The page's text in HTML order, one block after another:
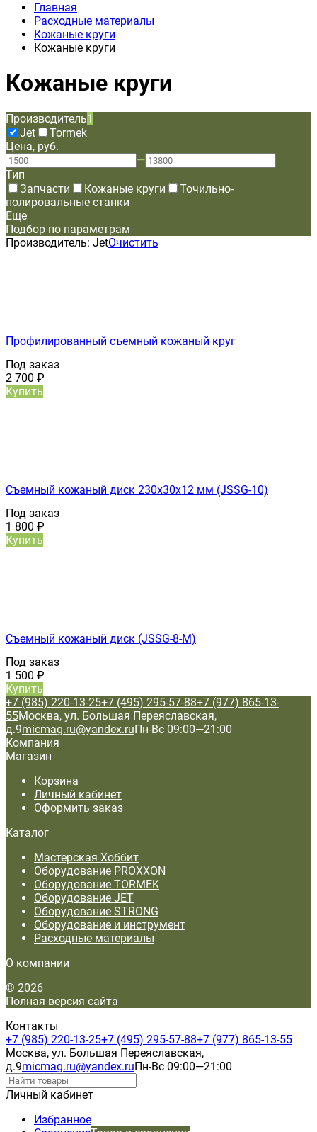
Главная
Расходные материалы
Кожаные круги
Кожаные круги
Кожаные круги
Производитель1
Jet
Tormek
Цена, руб.
—
Тип
Запчасти
Кожаные круги
Точильно-
полировальные станки
Еще
Подбор по параметрам
Производитель: JetОчистить
Профилированный съемный кожаный круг
Под заказ
2 700 ₽
Купить
Съемный кожаный диск 230х30х12 мм (JSSG-10)
Под заказ
1 800 ₽
Купить
Съемный кожаный диск (JSSG-8-M)
Под заказ
1 500 ₽
Купить
+7 (985) 220-13-25+7 (495) 295-57-88+7 (977) 865-13-
55Москва, ул. Большая Переяславская,
д.9micmag.ru@yandex.ruПн-Вс 09:00—21:00
Компания
Магазин
Корзина
Личный кабинет
Оформить заказ
Каталог
Мастерская Хоббит
Оборудование PROXXON
Оборудование TORMEK
Оборудование JET
Оборудование STRONG
Оборудование и инструмент
Расходные материалы
О компании
© 2026
Полная версия сайта
Контакты
+7 (985) 220-13-25+7 (495) 295-57-88+7 (977) 865-13-55
Москва, ул. Большая Переяславская,
д.9micmag.ru@yandex.ruПн-Вс 09:00—21:00
Личный кабинет
Избранное